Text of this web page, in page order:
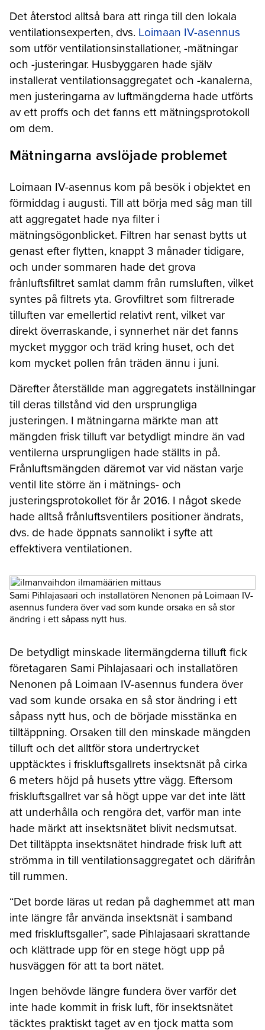
Det återstod alltså bara att ringa till den lokala
ventilationsexperten, dvs. Loimaan IV-asennus
som utför ventilationsinstallationer, -mätningar
och -justeringar. Husbyggaren hade själv
installerat ventilationsaggregatet och -kanalerna,
men justeringarna av luftmängderna hade utförts
av ett proffs och det fanns ett mätningsprotokoll
om dem.
Mätningarna avslöjade problemet
Loimaan IV-asennus kom på besök i objektet en
förmiddag i augusti. Till att börja med såg man till
att aggregatet hade nya filter i
mätningsögonblicket. Filtren har senast bytts ut
genast efter flytten, knappt 3 månader tidigare,
och under sommaren hade det grova
frånluftsfiltret samlat damm från rumsluften, vilket
syntes på filtrets yta. Grovfiltret som filtrerade
tilluften var emellertid relativt rent, vilket var
direkt överraskande, i synnerhet när det fanns
mycket myggor och träd kring huset, och det
kom mycket pollen från träden ännu i juni.
Därefter återställde man aggregatets inställningar
till deras tillstånd vid den ursprungliga
justeringen. I mätningarna märkte man att
mängden frisk tilluft var betydligt mindre än vad
ventilerna ursprungligen hade ställts in på.
Frånluftsmängden däremot var vid nästan varje
ventil lite större än i mätnings- och
justeringsprotokollet för år 2016. I något skede
hade alltså frånluftsventilers positioner ändrats,
dvs. de hade öppnats sannolikt i syfte att
effektivera ventilationen.
Sami Pihlajasaari och installatören Nenonen på Loimaan IV-
asennus fundera över vad som kunde orsaka en så stor
ändring i ett såpass nytt hus.
De betydligt minskade litermängderna tilluft fick
företagaren Sami Pihlajasaari och installatören
Nenonen på Loimaan IV-asennus fundera över
vad som kunde orsaka en så stor ändring i ett
såpass nytt hus, och de började misstänka en
tilltäppning. Orsaken till den minskade mängden
tilluft och det alltför stora undertrycket
upptäcktes i friskluftsgallrets insektsnät på cirka
6 meters höjd på husets yttre vägg. Eftersom
friskluftsgallret var så högt uppe var det inte lätt
att underhålla och rengöra det, varför man inte
hade märkt att insektsnätet blivit nedsmutsat.
Det tilltäppta insektsnätet hindrade frisk luft att
strömma in till ventilationsaggregatet och därifrån
till rummen.
“Det borde läras ut redan på daghemmet att man
inte längre får använda insektsnät i samband
med friskluftsgaller”, sade Pihlajasaari skrattande
och klättrade upp för en stege högt upp på
husväggen för att ta bort nätet.
Ingen behövde längre fundera över varför det
inte hade kommit in frisk luft, för insektsnätet
täcktes praktiskt taget av en tjock matta som